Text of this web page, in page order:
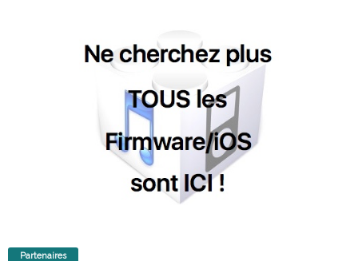
Partenaires